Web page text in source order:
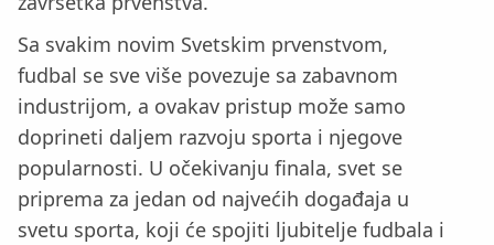
Sa svakim novim Svetskim prvenstvom,
fudbal se sve više povezuje sa zabavnom
industrijom, a ovakav pristup može samo
doprineti daljem razvoju sporta i njegove
popularnosti. U očekivanju finala, svet se
priprema za jedan od najvećih događaja u
svetu sporta, koji će spojiti ljubitelje fudbala i